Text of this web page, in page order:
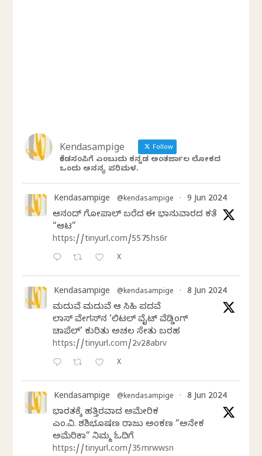
Kendasampige Follow
ಕೆಂಡಸಂಪಿಗೆ ಎಂಬುದು ಕನ್ನಡ ಅಂತರ್ಜಾಲ ಲೋಕದ
ಒಂದು ಅನನ್ಯ ಪರಿಮಳ.
Kendasampige @kendasampige · 9 Jun 2024
ಆನಂದ್‌ ಗೋಪಾಲ್‌ ಬರೆದ ಈ ಭಾನುವಾರದ ಕತೆ
“ಆಟ”
https://tinyurl.com/5575hs6r
X
Kendasampige @kendasampige · 8 Jun 2024
ಮದುವೆ ಮದುವೆ ಆ ಸಿಹಿ ಪದವೆ
ಲಾಸ್‌ ವೇಗಸ್‌ನ ‘ಲಿಟಲ್ ವೈಟ್ ವೆಡ್ಡಿಂಗ್
ಚಾಪೆಲ್’ ಕುರಿತು ಅಚಲ ಸೇತು ಬರಹ
https://tinyurl.com/2v28abrv
X
Kendasampige @kendasampige · 8 Jun 2024
ಭಾರತಕ್ಕೆ ಹತ್ತಿರವಾದ ಅಮೇರಿಕ
ಎಂ.ವಿ. ಶಶಿಭೂಷಣ ರಾಜು ಅಂಕಣ “ಅನೇಕ
ಅಮೆರಿಕಾ” ನಿಮ್ಮ ಓದಿಗೆ
https://tinyurl.com/35mrwwsn